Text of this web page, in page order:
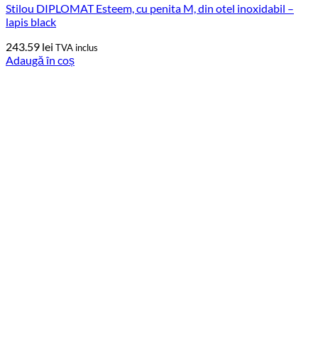
Stilou DIPLOMAT Esteem, cu penita M, din otel inoxidabil –
lapis black
243.59 lei TVA inclus
Adaugă în coș